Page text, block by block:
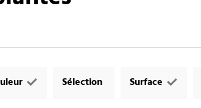
Sélection Surface